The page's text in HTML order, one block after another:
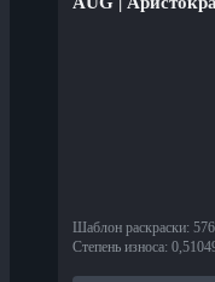
Шаблон раскраски: 576
Степень износа: